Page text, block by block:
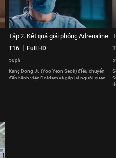
Tập 2. Kết quả giải phóng Adrenaline
T16 Full HD
58ph
Kang Dong Ju (Yoo Yeon Seok) điều chuyển
đến bệnh viện Doldam và gặp lại người quen.